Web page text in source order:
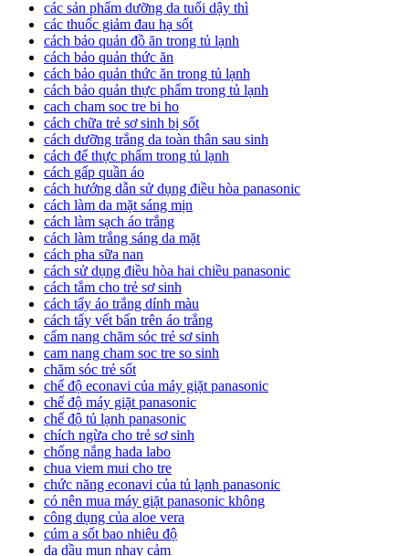
các sản phẩm dưỡng da tuổi dậy thì
các thuốc giảm đau hạ sốt
cách bảo quản đồ ăn trong tủ lạnh
cách bảo quản thức ăn
cách bảo quản thức ăn trong tủ lạnh
cách bảo quản thực phẩm trong tủ lạnh
cach cham soc tre bi ho
cách chữa trẻ sơ sinh bị sốt
cách dưỡng trắng da toàn thân sau sinh
cách để thực phẩm trong tủ lạnh
cách gấp quần áo
cách hướng dẫn sử dụng điều hòa panasonic
cách làm da mặt sáng mịn
cách làm sạch áo trắng
cách làm trắng sáng da mặt
cách pha sữa nan
cách sử dụng điều hòa hai chiều panasonic
cách tắm cho trẻ sơ sinh
cách tẩy áo trắng dính màu
cách tẩy vết bẩn trên áo trắng
cẩm nang chăm sóc trẻ sơ sinh
cam nang cham soc tre so sinh
chăm sóc trẻ sốt
chế độ econavi của máy giặt panasonic
chế độ máy giặt panasonic
chế độ tủ lạnh panasonic
chích ngừa cho trẻ sơ sinh
chống nắng hada labo
chua viem mui cho tre
chức năng econavi của tủ lạnh panasonic
có nên mua máy giặt panasonic không
công dụng của aloe vera
cúm a sốt bao nhiêu độ
da dầu mụn nhạy cảm